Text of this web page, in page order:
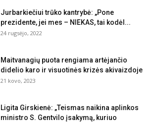
Jurbarkiečiui trūko kantrybė: „Pone
prezidente, jei mes – NIEKAS, tai kodėl...
24 rugsėjo, 2022
Maitvanagių puota rengiama artėjančio
didelio karo ir visuotinės krizės akivaizdoje
21 kovo, 2023
Ligita Girskienė: „Teismas naikina aplinkos
ministro S. Gentvilo įsakymą, kuriuo